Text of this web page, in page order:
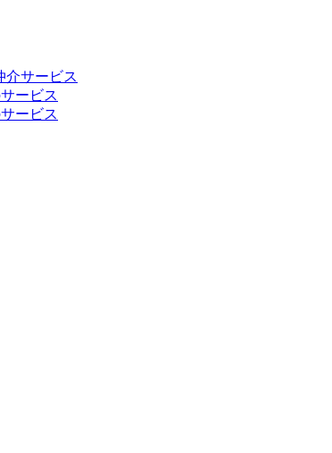
介サービス
ービス
ービス